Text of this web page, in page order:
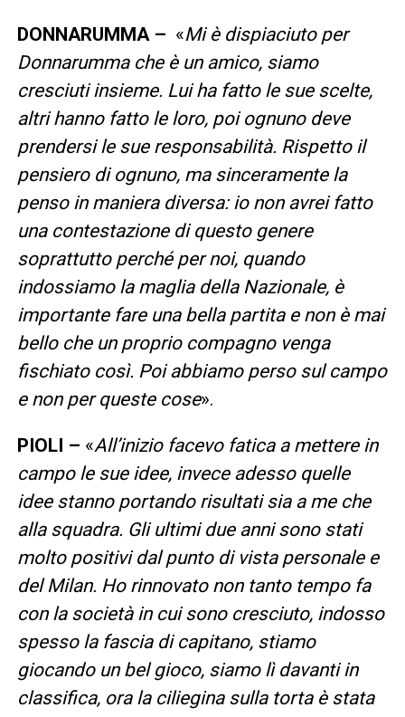
DONNARUMMA – «Mi è dispiaciuto per
Donnarumma che è un amico, siamo
cresciuti insieme. Lui ha fatto le sue scelte,
altri hanno fatto le loro, poi ognuno deve
prendersi le sue responsabilità. Rispetto il
pensiero di ognuno, ma sinceramente la
penso in maniera diversa: io non avrei fatto
una contestazione di questo genere
soprattutto perché per noi, quando
indossiamo la maglia della Nazionale, è
importante fare una bella partita e non è mai
bello che un proprio compagno venga
fischiato così. Poi abbiamo perso sul campo
e non per queste cose».
PIOLI – «All’inizio facevo fatica a mettere in
campo le sue idee, invece adesso quelle
idee stanno portando risultati sia a me che
alla squadra. Gli ultimi due anni sono stati
molto positivi dal punto di vista personale e
del Milan. Ho rinnovato non tanto tempo fa
con la società in cui sono cresciuto, indosso
spesso la fascia di capitano, stiamo
giocando un bel gioco, siamo lì davanti in
classifica, ora la ciliegina sulla torta è stata